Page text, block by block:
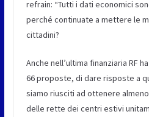
refrain: “Tutti i dati economici
perché continuate a mettere le
cittadini?
Anche nell’ultima finanziaria RF
66 proposte, di dare risposte a
siamo riusciti ad ottenere
delle rette dei centri estivi